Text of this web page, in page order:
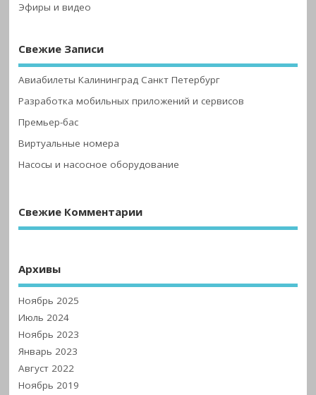
Эфиры и видео
Свежие Записи
Авиабилеты Калининград Санкт Петербург
Разработка мобильных приложений и сервисов
Премьер-бас
Виртуальные номера
Насосы и насосное оборудование
Свежие Комментарии
Архивы
Ноябрь 2025
Июль 2024
Ноябрь 2023
Январь 2023
Август 2022
Ноябрь 2019